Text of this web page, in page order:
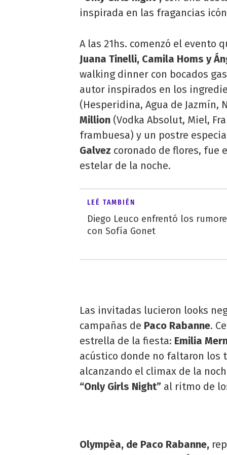
inspirada en las fragancias
A las 21hs. comenzó el evento
Juana Tinelli, Camila Homs y
walking dinner con bocados
autor inspirados en los
(Hesperidina, Agua de Jazmín,
Million (Vodka Absolut, Miel,
frambuesa) y un postre
Galvez coronado de flores, fue
estelar de la noche.
LEÉ TAMBIÉN
Diego Leuco enfrentó los
con Sofía Gonet
Las invitadas lucieron looks
campañas de Paco Rabanne.
estrella de la fiesta: Emilia
acústico donde no faltaron los
alcanzando el climax de la
“Only Girls Night” al ritmo de
Olympèa, de Paco Rabanne,